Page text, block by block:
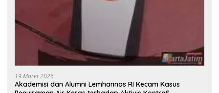
19 Maret 2026
Akademisi dan Alumni Lemhannas RI Kecam Kasus